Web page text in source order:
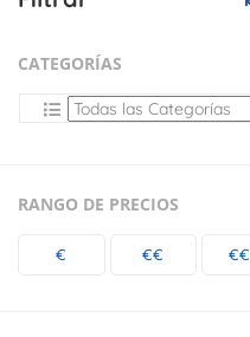
CATEGORÍAS
RANGO DE PRECIOS
€ €€